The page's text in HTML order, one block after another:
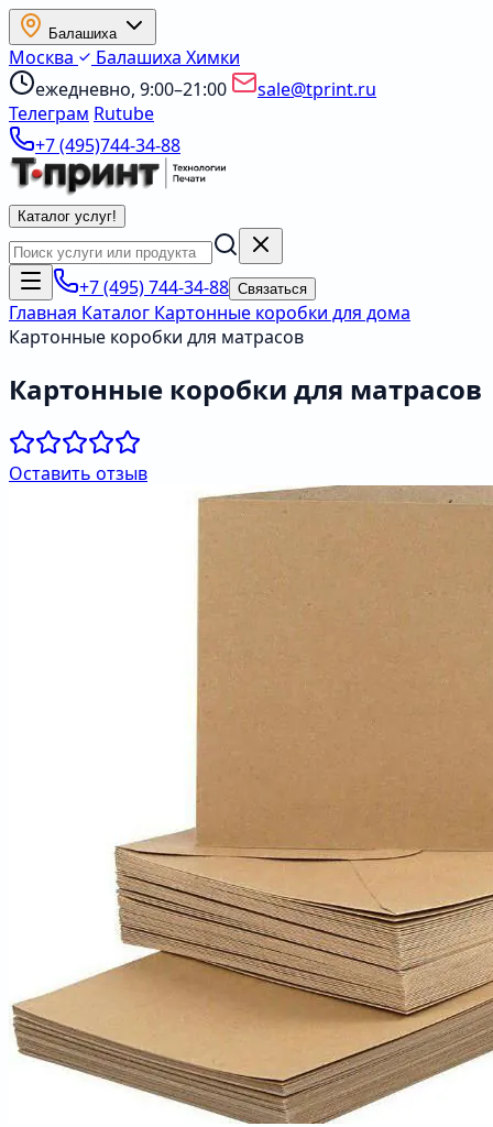
Балашиха
Москва Балашиха Химки
ежедневно, 9:00–21:00
sale@tprint.ru
Телеграм Rutube
+7 (495)744-34-88
Каталог услуг!
+7 (495) 744-34-88 Связаться
Главная Каталог Картонные коробки для дома
Картонные коробки для матрасов
Картонные коробки для матрасов
Оставить отзыв